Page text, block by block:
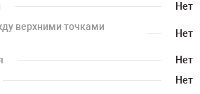
Нет
верхними точками
Нет
Нет
Нет